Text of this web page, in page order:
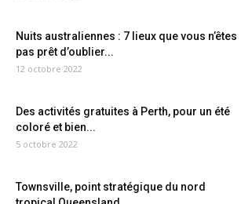
Nuits australiennes : 7 lieux que vous n’êtes
pas prêt d’oublier...
12 octobre 2022
Des activités gratuites à Perth, pour un été
coloré et bien...
5 octobre 2022
Townsville, point stratégique du nord